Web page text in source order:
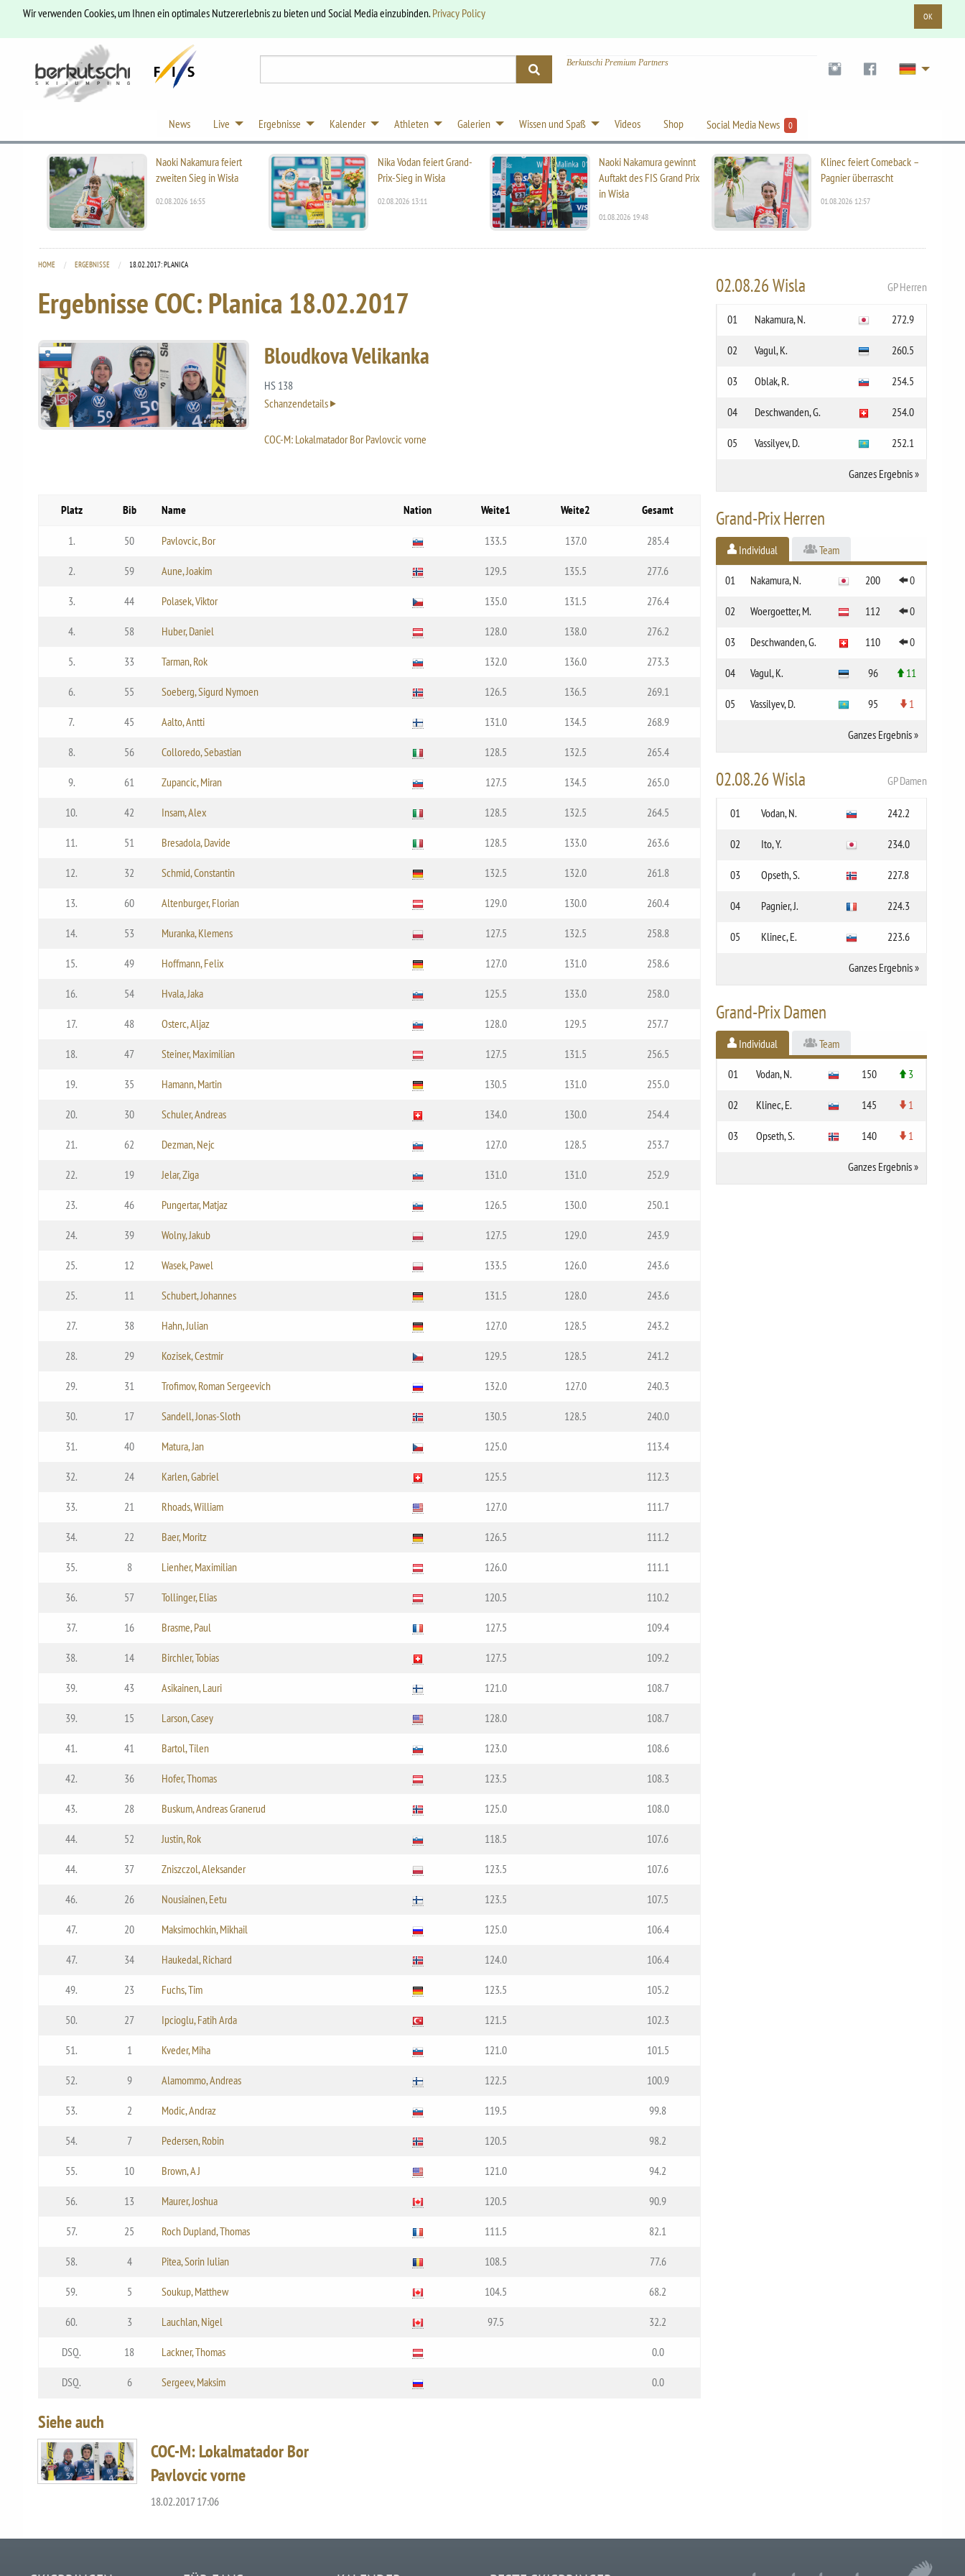
Wir verwenden Cookies, um Ihnen ein optimales Nutzererlebnis zu bieten und Social Media einzubinden.Privacy Policy OK
Berkutschi Premium Partners
News Live Ergebnisse Kalender Athleten Galerien Wissen und Spaß Videos Shop Social Media News 0
Naoki Nakamura feiert
zweiten Sieg in Wisła
02.08.2026 16:55
Nika Vodan feiert Grand-
Prix-Sieg in Wisła
02.08.2026 13:11
Naoki Nakamura gewinnt
Auftakt des FIS Grand Prix
in Wisła
01.08.2026 19:48
Klinec feiert Comeback –
Pagnier überrascht
01.08.2026 12:57
HOME ERGEBNISSE CURRENT:
18.02.2017: PLANICA
Ergebnisse COC: Planica 18.02.2017
Bloudkova Velikanka
HS 138
Schanzendetails
COC-M: Lokalmatador Bor Pavlovcic vorne
Platz Bib Name Nation Weite1 Weite2 Gesamt
1. 50 Pavlovcic, Bor 133.5 137.0 285.4
2. 59 Aune, Joakim 129.5 135.5 277.6
3. 44 Polasek, Viktor 135.0 131.5 276.4
4. 58 Huber, Daniel 128.0 138.0 276.2
5. 33 Tarman, Rok 132.0 136.0 273.3
6. 55 Soeberg, Sigurd Nymoen 126.5 136.5 269.1
7. 45 Aalto, Antti 131.0 134.5 268.9
8. 56 Colloredo, Sebastian 128.5 132.5 265.4
9. 61 Zupancic, Miran 127.5 134.5 265.0
10. 42 Insam, Alex 128.5 132.5 264.5
11. 51 Bresadola, Davide 128.5 133.0 263.6
12. 32 Schmid, Constantin 132.5 132.0 261.8
13. 60 Altenburger, Florian 129.0 130.0 260.4
14. 53 Muranka, Klemens 127.5 132.5 258.8
15. 49 Hoffmann, Felix 127.0 131.0 258.6
16. 54 Hvala, Jaka 125.5 133.0 258.0
17. 48 Osterc, Aljaz 128.0 129.5 257.7
18. 47 Steiner, Maximilian 127.5 131.5 256.5
19. 35 Hamann, Martin 130.5 131.0 255.0
20. 30 Schuler, Andreas 134.0 130.0 254.4
21. 62 Dezman, Nejc 127.0 128.5 253.7
22. 19 Jelar, Ziga 131.0 131.0 252.9
23. 46 Pungertar, Matjaz 126.5 130.0 250.1
24. 39 Wolny, Jakub 127.5 129.0 243.9
25. 12 Wasek, Pawel 133.5 126.0 243.6
25. 11 Schubert, Johannes 131.5 128.0 243.6
27. 38 Hahn, Julian 127.0 128.5 243.2
28. 29 Kozisek, Cestmir 129.5 128.5 241.2
29. 31 Trofimov, Roman Sergeevich 132.0 127.0 240.3
30. 17 Sandell, Jonas-Sloth 130.5 128.5 240.0
31. 40 Matura, Jan 125.0 113.4
32. 24 Karlen, Gabriel 125.5 112.3
33. 21 Rhoads, William 127.0 111.7
34. 22 Baer, Moritz 126.5 111.2
35. 8 Lienher, Maximilian 126.0 111.1
36. 57 Tollinger, Elias 120.5 110.2
37. 16 Brasme, Paul 127.5 109.4
38. 14 Birchler, Tobias 127.5 109.2
39. 43 Asikainen, Lauri 121.0 108.7
39. 15 Larson, Casey 128.0 108.7
41. 41 Bartol, Tilen 123.0 108.6
42. 36 Hofer, Thomas 123.5 108.3
43. 28 Buskum, Andreas Granerud 125.0 108.0
44. 52 Justin, Rok 118.5 107.6
44. 37 Zniszczol, Aleksander 123.5 107.6
46. 26 Nousiainen, Eetu 123.5 107.5
47. 20 Maksimochkin, Mikhail 125.0 106.4
47. 34 Haukedal, Richard 124.0 106.4
49. 23 Fuchs, Tim 123.5 105.2
50. 27 Ipcioglu, Fatih Arda 121.5 102.3
51. 1 Kveder, Miha 121.0 101.5
52. 9 Alamommo, Andreas 122.5 100.9
53. 2 Modic, Andraz 119.5 99.8
54. 7 Pedersen, Robin 120.5 98.2
55. 10 Brown, A J 121.0 94.2
56. 13 Maurer, Joshua 120.5 90.9
57. 25 Roch Dupland, Thomas 111.5 82.1
58. 4 Pitea, Sorin Iulian 108.5 77.6
59. 5 Soukup, Matthew 104.5 68.2
60. 3 Lauchlan, Nigel 97.5 32.2
DSQ. 18 Lackner, Thomas 0.0
DSQ. 6 Sergeev, Maksim 0.0
Siehe auch
COC-M: Lokalmatador Bor
Pavlovcic vorne
18.02.2017 17:06
02.08.26 Wisla GP Herren
01 Nakamura, N. 272.9
02 Vagul, K. 260.5
03 Oblak, R. 254.5
04 Deschwanden, G. 254.0
05 Vassilyev, D. 252.1
Ganzes Ergebnis»
Grand-Prix Herren
Individual Team
01 Nakamura, N. 200 0
02 Woergoetter, M. 112 0
03 Deschwanden, G. 110 0
04 Vagul, K. 96 11
05 Vassilyev, D. 95 1
Ganzes Ergebnis»
02.08.26 Wisla GP Damen
01 Vodan, N. 242.2
02 Ito, Y. 234.0
03 Opseth, S. 227.8
04 Pagnier, J. 224.3
05 Klinec, E. 223.6
Ganzes Ergebnis»
Grand-Prix Damen
Individual Team
01 Vodan, N. 150 3
02 Klinec, E. 145 1
03 Opseth, S. 140 1
Ganzes Ergebnis»